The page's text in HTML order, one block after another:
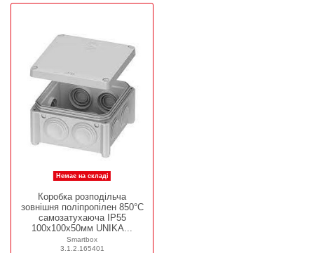
Немає на складі
Коробка розподільча
зовнішня поліпропілен 850°С
самозатухаюча IP55
100х100х50мм UNIKA...
Smartbox
3.1.2.165401